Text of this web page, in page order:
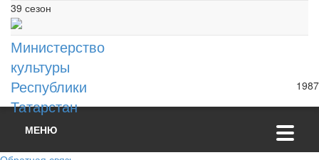
39 сезон
Министерство
культуры
Республики
Татарстан
1987
МЕНЮ